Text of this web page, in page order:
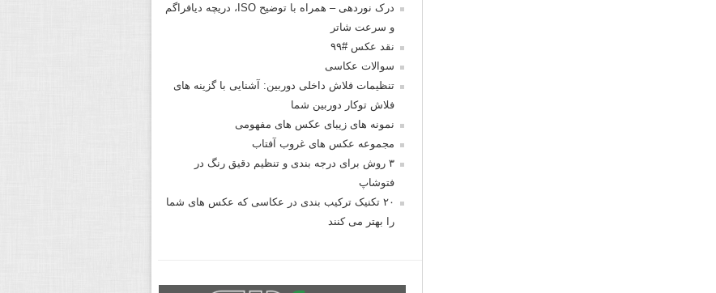
درک نوردهی – همراه با توضیح ISO، دریچه دیافراگم
و سرعت شاتر
نقد عکس #۹۹
سوالات عکاسی
تنظیمات فلاش داخلی دوربین: آشنایی با گزینه های
فلاش توکار دوربین شما
نمونه های زیبای عکس های مفهومی
مجموعه عکس های غروب آفتاب
۳ روش برای درجه بندی و تنظیم دقیق رنگ در
فتوشاپ
۲۰ تکنیک ترکیب بندی در عکاسی که عکس های شما
را بهتر می کنند